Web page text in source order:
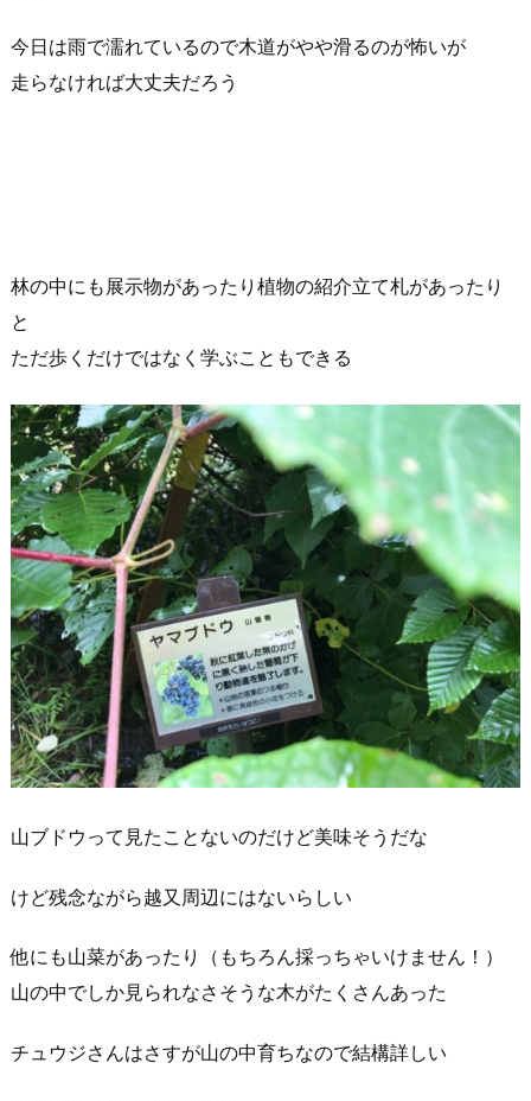
今日は雨で濡れているので木道がやや滑るのが怖いが
走らなければ大丈夫だろう
林の中にも展示物があったり植物の紹介立て札があったり
と
ただ歩くだけではなく学ぶこともできる
山ブドウって見たことないのだけど美味そうだな
けど残念ながら越又周辺にはないらしい
他にも山菜があったり（もちろん採っちゃいけません！）
山の中でしか見られなさそうな木がたくさんあった
チュウジさんはさすが山の中育ちなので結構詳しい